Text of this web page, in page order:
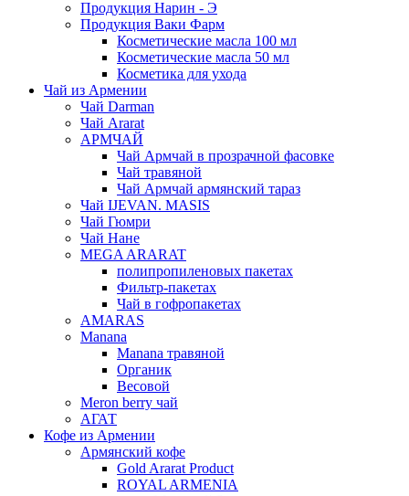
Продукция Нарин - Э
Продукция Ваки Фарм
Косметические масла 100 мл
Косметические масла 50 мл
Косметика для ухода
Чай из Армении
Чай Darman
Чай Ararat
АРМЧАЙ
Чай Армчай в прозрачной фасовке
Чай травяной
Чай Армчай армянский тараз
Чай IJEVAN. MASIS
Чай Гюмри
Чай Нане
MEGA ARARAT
полипропиленовых пакетах
Фильтр-пакетах
Чай в гофропакетах
AMARAS
Manana
Manana травяной
Органик
Весовой
Meron berry чай
АГАТ
Кофе из Армении
Армянский кофе
Gold Ararat Product
ROYAL ARMENIA